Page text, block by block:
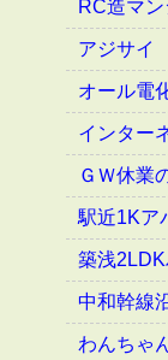
RC造マ
アジサイ
オール電
インター
ＧＷ休業
駅近1Kア
築浅
中和幹線
わんちゃ